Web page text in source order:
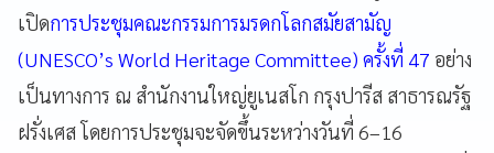
เปิดการประชุมคณะกรรมการมรดกโลกสมัยสามัญ
(UNESCO’s World Heritage Committee) ครั้งที่ 47 อย่าง
เป็นทางการ ณ สำนักงานใหญ่ยูเนสโก กรุงปารีส สาธารณรัฐ
ฝรั่งเศส โดยการประชุมจะจัดขึ้นระหว่างวันที่ 6–16